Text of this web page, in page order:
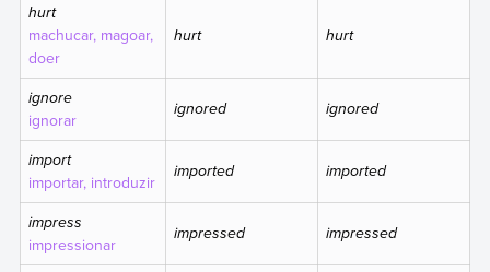
hurt
machucar, magoar,
doer
hurt hurt
ignore
ignorar ignored ignored
import
importar, introduzir imported imported
impress
impressionar impressed impressed